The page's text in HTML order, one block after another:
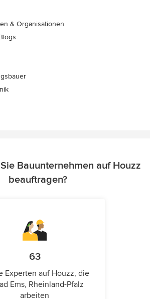
& Organisationen
Bauunternehmen auf Houzz
beauftragen?
63
Experten auf Houzz, die
Ems, Rheinland-Pfalz
arbeiten